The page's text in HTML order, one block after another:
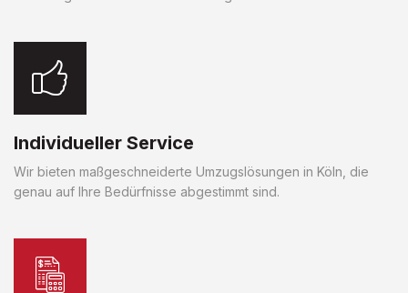
Individueller Service
Wir bieten maßgeschneiderte Umzugslösungen in Köln, die
genau auf Ihre Bedürfnisse abgestimmt sind.